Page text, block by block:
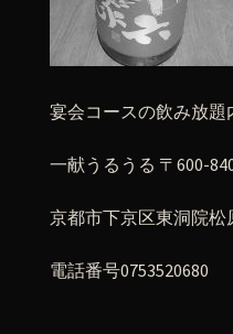
宴会コースの飲み放
一献うるうる 〒600-
京都市下京区東洞院松
電話番号0753520680